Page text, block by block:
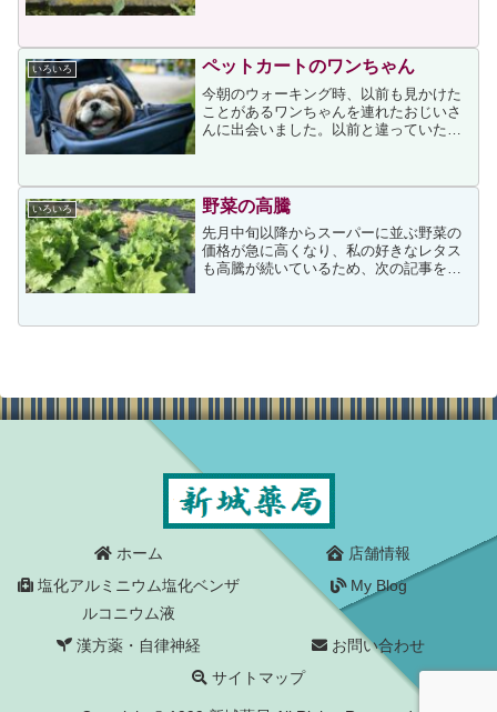
する植物で、まさか球根が飛んできたわ
けではないと思うので、誰...
いろいろ ペットカートのワンちゃん
今朝のウォーキング時、以前も見かけた
ことがあるワンちゃんを連れたおじいさ
んに出会いました。以前と違っていたの
ワンちゃんの様子は見えず、私は「高齢
のワンちゃんだったのかな...
いろいろ 野菜の高騰
先月中旬以降からスーパーに並ぶ野菜の
価格が急に高くなり、私の好きなレタス
も高騰が続いているため、次の記事を興
ホーム
店舗情報
塩化アルミニウム塩化ベンザ
ルコニウム液
My Blog
漢方薬・自律神経
お問い合わせ
サイトマップ